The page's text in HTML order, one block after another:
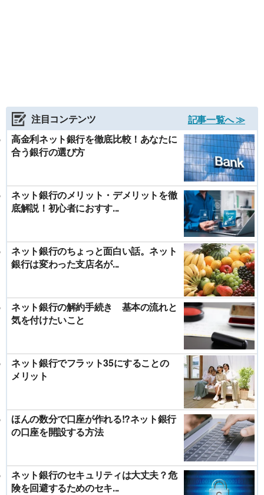
注目コンテンツ
記事一覧へ ≫
高金利ネット銀行を徹底比較！あなたに
合う銀行の選び方
ネット銀行のメリット・デメリットを徹
底解説！初心者におすす...
ネット銀行のちょっと面白い話。ネット
銀行は変わった支店名が...
ネット銀行の解約手続き 基本の流れと
気を付けたいこと
ネット銀行でフラット35にすることの
メリット
ほんの数分で口座が作れる!?ネット銀行
の口座を開設する方法
ネット銀行のセキュリティは大丈夫？危
険を回避するためのセキ...